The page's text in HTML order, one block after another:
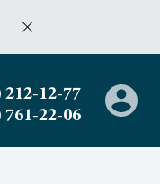
212-12-77
761-22-06